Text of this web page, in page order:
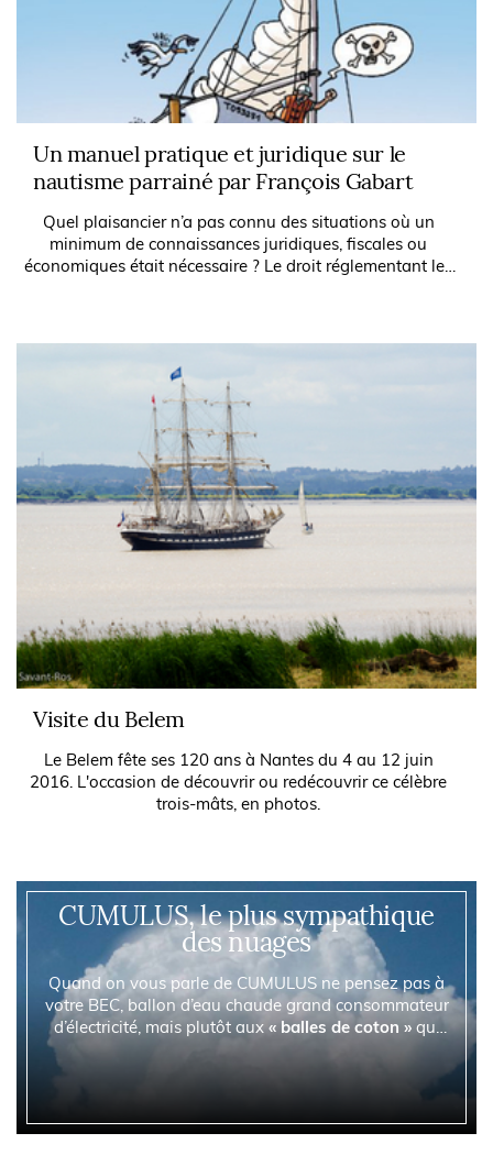
Un manuel pratique et juridique sur le
nautisme parrainé par François Gabart
Quel plaisancier n’a pas connu des situations où un
minimum de connaissances juridiques, fiscales ou
économiques était nécessaire ? Le droit réglementant les
Visite du Belem
Le Belem fête ses 120 ans à Nantes du 4 au 12 juin
2016. L'occasion de découvrir ou redécouvrir ce célèbre
trois-mâts, en photos.
CUMULUS, le plus sympathique
des nuages
Quand on vous parle de CUMULUS ne pensez pas à
votre BEC, ballon d’eau chaude grand consommateur
d’électricité, mais plutôt aux« balles de coton »qui
décorent le ciel.